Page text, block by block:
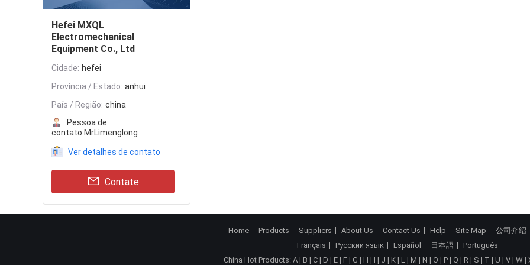
Hefei MXQL
Electromechanical
Equipment Co., Ltd
Cidade: hefei
Província / Estado: anhui
País / Região: china
Pessoa de
contato:MrLimenglong
Ver detalhes de contato
Contate
Home Products Suppliers About Us Contact Us Help Site Map 公司介绍
Français
Русский язык Español 日本語
Português
China Hot Products: A | B | C | D | E | F | G | H | I | J | K | L | M | N | O | P | Q | R | S | T | U | V | W |